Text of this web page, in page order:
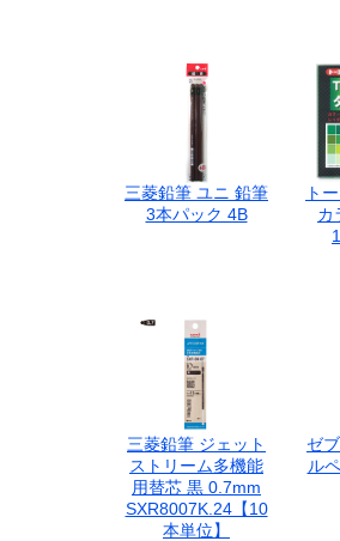
三菱鉛筆 ユニ 鉛筆
3本パック 4B
ト
カ
三菱鉛筆 ジェット
ストリーム多機能
用替芯 黒 0.7mm
SXR8007K.24【10
本単位】
ゼ
ル